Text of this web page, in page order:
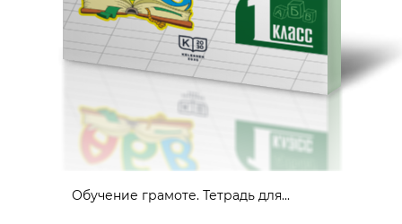
Обучение грамоте. Тетрадь для...